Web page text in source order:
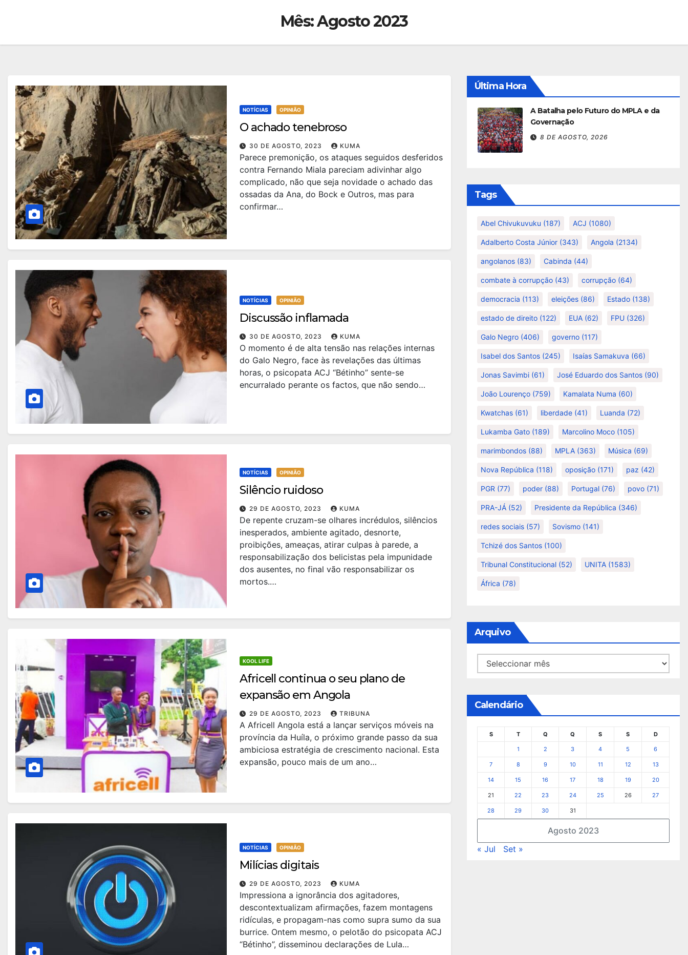
Mês:Agosto 2023
NOTÍCIAS OPINIÃO
O achado tenebroso
30 DE AGOSTO, 2023 KUMA
Parece premonição, os ataques seguidos desferidos
contra Fernando Miala pareciam adivinhar algo
complicado, não que seja novidade o achado das
ossadas da Ana, do Bock e Outros, mas para
confirmar…
NOTÍCIAS OPINIÃO
Discussão inflamada
30 DE AGOSTO, 2023 KUMA
O momento é de alta tensão nas relações internas
do Galo Negro, face às revelações das últimas
horas, o psicopata ACJ “Bétinho” sente-se
encurralado perante os factos, que não sendo…
NOTÍCIAS OPINIÃO
Silêncio ruidoso
29 DE AGOSTO, 2023 KUMA
De repente cruzam-se olhares incrédulos, silêncios
inesperados, ambiente agitado, desnorte,
proibições, ameaças, atirar culpas à parede, a
responsabilização dos belicistas pela impunidade
dos ausentes, no final vão responsabilizar os
mortos.…
KOOL LIFE
Africell continua o seu plano de
expansão em Angola
29 DE AGOSTO, 2023 TRIBUNA
A Africell Angola está a lançar serviços móveis na
província da Huíla, o próximo grande passo da sua
ambiciosa estratégia de crescimento nacional. Esta
expansão, pouco mais de um ano…
NOTÍCIAS OPINIÃO
Milícias digitais
29 DE AGOSTO, 2023 KUMA
Impressiona a ignorância dos agitadores,
descontextualizam afirmações, fazem montagens
ridículas, e propagam-nas como supra sumo da sua
burrice. Ontem mesmo, o pelotão do psicopata ACJ
“Bétinho”, disseminou declarações de Lula…
Última Hora
A Batalha pelo Futuro do MPLA e da
Governação
8 DE AGOSTO, 2026
Tags
Abel Chivukuvuku (187) ACJ (1080)
Adalberto Costa Júnior (343) Angola (2134)
angolanos (83) Cabinda (44)
combate à corrupção (43) corrupção (64)
democracia (113) eleições (86) Estado (138)
estado de direito (122) EUA (62) FPU (326)
Galo Negro (406) governo (117)
Isabel dos Santos (245) Isaías Samakuva (66)
Jonas Savimbi (61) José Eduardo dos Santos (90)
João Lourenço (759) Kamalata Numa (60)
Kwatchas (61) liberdade (41) Luanda (72)
Lukamba Gato (189) Marcolino Moco (105)
marimbondos (88) MPLA (363) Música (69)
Nova República (118) oposição (171) paz (42)
PGR (77) poder (88) Portugal (76) povo (71)
PRA-JÁ (52) Presidente da República (346)
redes sociais (57) Sovismo (141)
Tchizé dos Santos (100)
Tribunal Constitucional (52) UNITA (1583)
África (78)
Arquivo
Arquivo
Calendário
Agosto 2023
S T Q Q S S D
1 2 3 4 5 6
7 8 9 10 11 12 13
14 15 16 17 18 19 20
21 22 23 24 25 26 27
28 29 30 31
« Jul Set »